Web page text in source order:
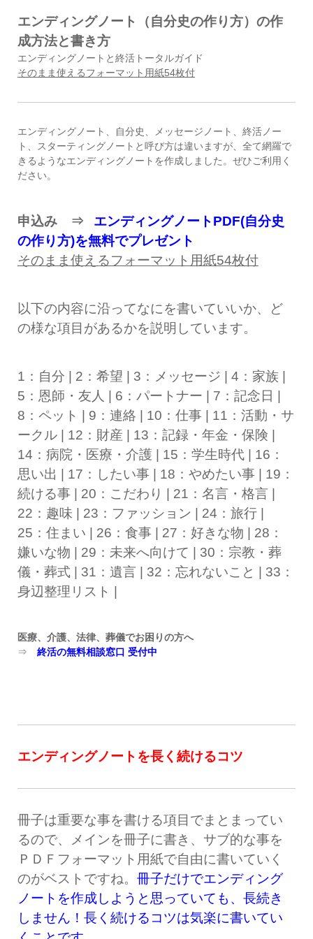
エンディングノート（自分史の作り方）の作
成方法と書き方
エンディングノートと終活トータルガイド
そのまま使えるフォーマット用紙54枚付
エンディングノート、自分史、メッセージノート、終活ノー
ト、スターティングノートと呼び方は違いますが、全て網羅で
きるようなエンディングノートを作成しました。ぜひご利用く
ださい。
申込み ⇒
エンディングノートPDF(自分史
の作り方)を無料でプレゼント
そのまま使えるフォーマット用紙54枚付
以下の内容に沿ってなにを書いていいか、ど
の様な項目があるかを説明しています。
1：自分 | 2：希望 | 3：メッセージ | 4：家族 |
5：恩師・友人 | 6：パートナー | 7：記念日 |
8：ペット | 9：連絡 | 10：仕事 | 11：活動・サ
ークル | 12：財産 | 13：記録・年金・保険 |
14：病院・医療・介護 | 15：学生時代 | 16：
思い出 | 17：したい事 | 18：やめたい事 | 19：
続ける事 | 20：こだわり | 21：名言・格言 |
22：趣味 | 23：ファッション | 24：旅行 |
25：住まい | 26：食事 | 27：好きな物 | 28：
嫌いな物 | 29：未来へ向けて | 30：宗教・葬
儀・葬式 | 31：遺言 | 32：忘れないこと | 33：
身辺整理リスト |
医療、介護、法律、葬儀でお困りの方へ
⇒ 終活の無料相談窓口 受付中
エンディングノートを長く続けるコツ
冊子は重要な事を書ける項目でまとまってい
るので、メインを冊子に書き、サブ的な事を
ＰＤＦフォーマット用紙で自由に書いていく
のがベストですね。 冊子だけでエンディング
ノートを作成しようと思っていても、長続き
しません！長く続けるコツは気楽に書いてい